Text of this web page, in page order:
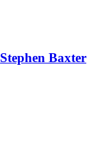
Stephen Baxter